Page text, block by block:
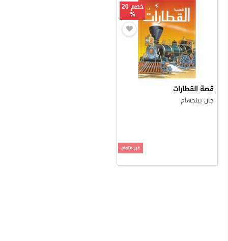
خصم 20
%
قصة القطارات
جان بينجهام
غير متوفر